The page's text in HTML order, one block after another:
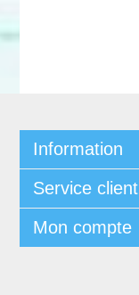
Information
Service client
Mon compte